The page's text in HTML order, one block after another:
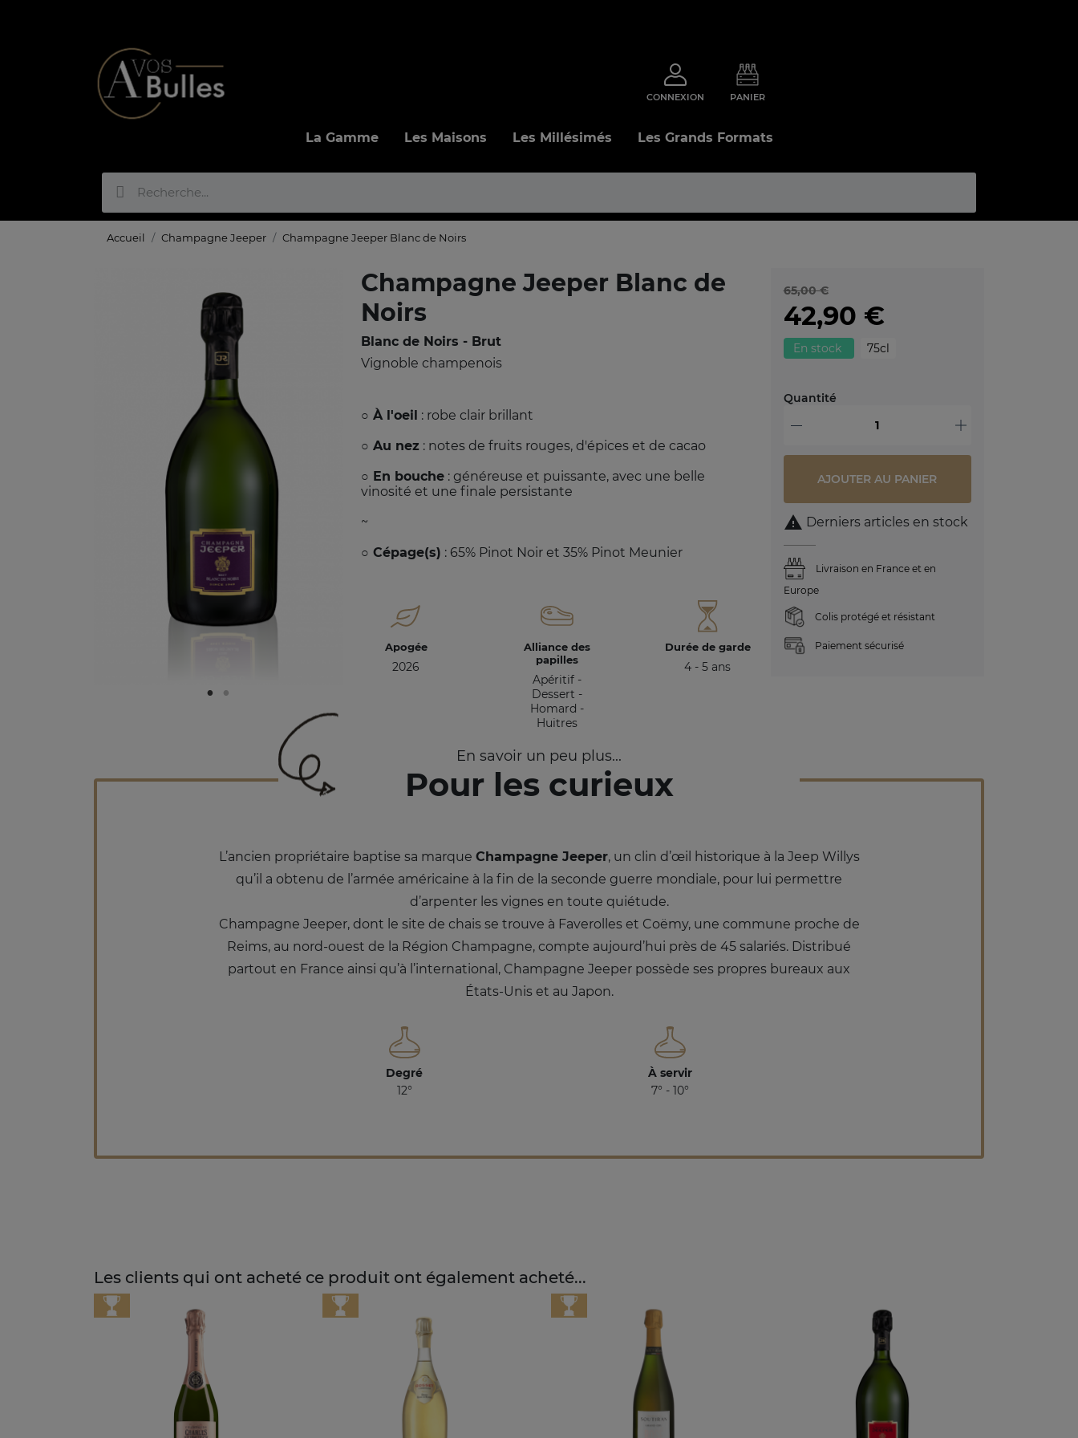
CONNEXION PANIER
La Gamme Les Maisons Les Millésimés Les Grands Formats
Accueil Champagne Jeeper Champagne Jeeper Blanc de Noirs
Champagne Jeeper Blanc de
Noirs
Blanc de Noirs - Brut
Vignoble champenois
○ À l'oeil : robe clair brillant
○ Au nez : notes de fruits rouges, d'épices et de cacao
○ En bouche : généreuse et puissante, avec une belle
vinosité et une finale persistante
~
○ Cépage(s) : 65% Pinot Noir et 35% Pinot Meunier
Apogée
2026
Alliance des
papilles
Apéritif -
Dessert -
Homard -
Huitres
Durée de garde
4 - 5 ans
65,00 €
42,90 €
En stock 75cl
Quantité
- +
AJOUTER AU PANIER
 Derniers articles en stock
Livraison en France et en
Europe
Colis protégé et résistant
Paiement sécurisé
En savoir un peu plus...
Pour les curieux
L’ancien propriétaire baptise sa marque Champagne Jeeper, un clin d’œil historique à la Jeep Willys
qu’il a obtenu de l’armée américaine à la fin de la seconde guerre mondiale, pour lui permettre
d’arpenter les vignes en toute quiétude.
Champagne Jeeper, dont le site de chais se trouve à Faverolles et Coëmy, une commune proche de
Reims, au nord-ouest de la Région Champagne, compte aujourd’hui près de 45 salariés. Distribué
partout en France ainsi qu’à l’international, Champagne Jeeper possède ses propres bureaux aux
États-Unis et au Japon.
Degré
12°
À servir
7° - 10°
Les clients qui ont acheté ce produit ont également acheté...